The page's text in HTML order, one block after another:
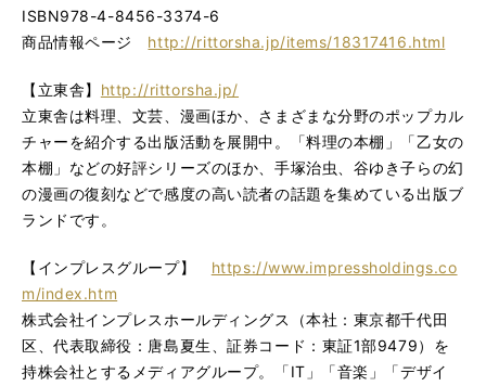
ISBN978-4-8456-3374-6
商品情報ページ http://rittorsha.jp/items/18317416.html
【立東舎】 http://rittorsha.jp/
立東舎は料理、文芸、漫画ほか、さまざまな分野のポップカル
チャーを紹介する出版活動を展開中。「料理の本棚」「乙女の
本棚」などの好評シリーズのほか、手塚治虫、谷ゆき子らの幻
の漫画の復刻などで感度の高い読者の話題を集めている出版ブ
ランドです。
【インプレスグループ】 https://www.impressholdings.co
m/index.htm
株式会社インプレスホールディングス（本社：東京都千代田
区、代表取締役：唐島夏生、証券コード：東証1部9479）を
持株会社とするメディアグループ。「IT」「音楽」「デザイ